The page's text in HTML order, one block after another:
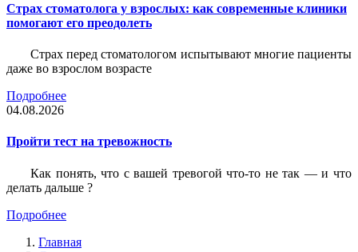
Страх стоматолога у взрослых: как современные клиники
помогают его преодолеть
Страх перед стоматологом испытывают многие пациенты
даже во взрослом возрасте
Подробнее
04.08.2026
Пройти тест на тревожность
Как понять, что с вашей тревогой что-то не так — и что
делать дальше ?
Подробнее
Главная